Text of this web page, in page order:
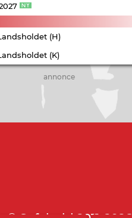
(H)
(K)
annonce